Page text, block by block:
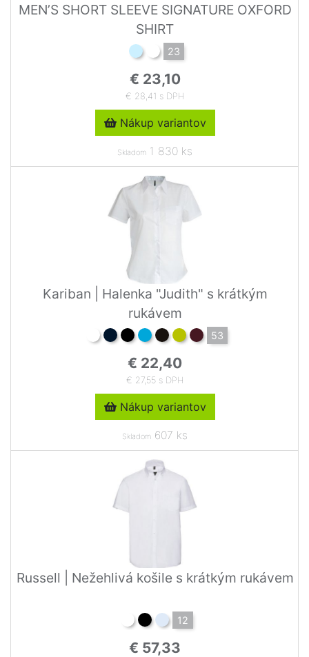
MEN’S SHORT SLEEVE SIGNATURE OXFORD
SHIRT
23
€ 23,10
€ 28,41 s DPH
Nákup variantov
Skladom 1 830 ks
Kariban | Halenka "Judith" s krátkým
rukávem
53
€ 22,40
€ 27,55 s DPH
Nákup variantov
Skladom 607 ks
Russell | Nežehlivá košile s krátkým rukávem
12
€ 57,33